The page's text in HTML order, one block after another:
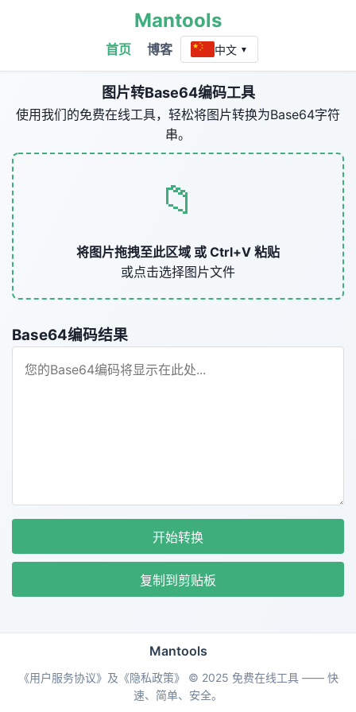
Mantools
首页 博客 中文 ▼
图片转Base64编码工具
使用我们的免费在线工具，轻松将图片转换为Base64字符
串。
📁
将图片拖拽至此区域 或 Ctrl+V 粘贴
或点击选择图片文件
Base64编码结果
开始转换
复制到剪贴板
Mantools
《用户服务协议》及《隐私政策》
© 2025 免费在线工具 —— 快
速、简单、安全。